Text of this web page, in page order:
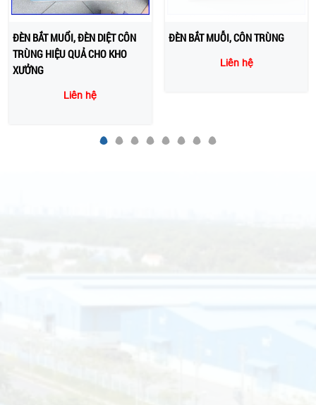
ĐÈN BẮT MUỔI, ĐÈN DIỆT CÔN
TRÙNG HIỆU QUẢ CHO KHO
XƯỞNG
Liên hệ
ĐÈN BẮT MUỖI, CÔN TRÙNG
Liên hệ